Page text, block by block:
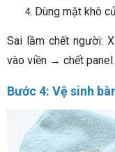
Dùng mặt khô
Sai lầm chết người:
vào viền → chết panel.
Bước 4: Vệ sinh